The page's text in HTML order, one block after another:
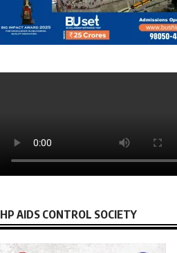
HP AIDS CONTROL SOCIETY